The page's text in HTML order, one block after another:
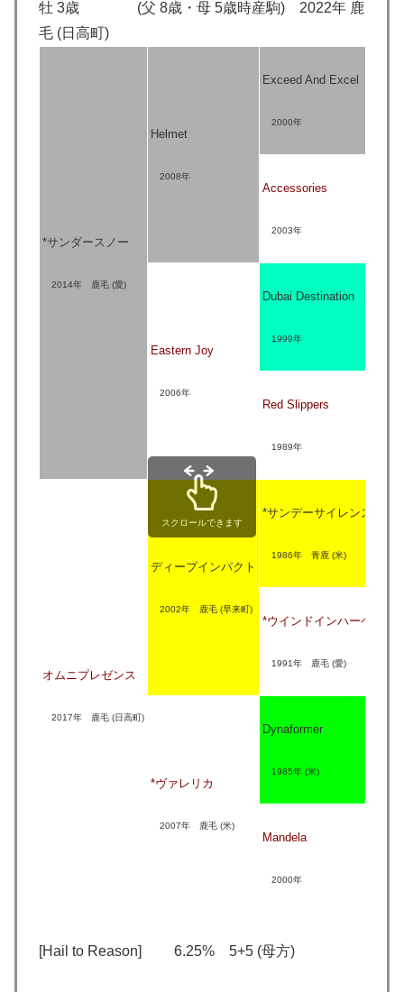
牡 3歳 (父 8歳・母 5歳時産駒) 2022年 鹿
毛 (日高町)
*サンダースノー
2014年 鹿毛 (愛)
Helmet
2008年
Exceed And Excel
2000年
Accessories
2003年
Eastern Joy
2006年
Dubai Destination
1999年
Red Slippers
1989年
オムニプレゼンス
2017年 鹿毛 (日高町)
ディープインパクト
2002年 鹿毛 (早来町)
*サンデーサイレンス
1986年 青鹿 (米)
*ウインドインハーヘア
1991年 鹿毛 (愛)
*ヴァレリカ
2007年 鹿毛 (米)
Dynaformer
1985年 (米)
Mandela
2000年
スクロールできます
[Hail to Reason] 6.25% 5+5 (母方)